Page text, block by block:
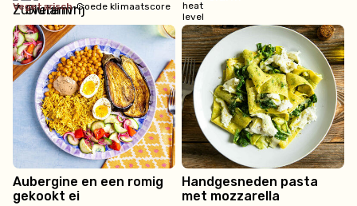
vegetarisch•Goede klimaatscore
Aubergine en een romig
gekookt ei
Handgesneden pasta
met mozzarella